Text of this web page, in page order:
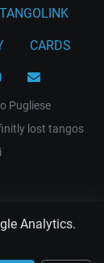
Analytics.
TANGOLINK
CARDS
Pugliese
lost tangos